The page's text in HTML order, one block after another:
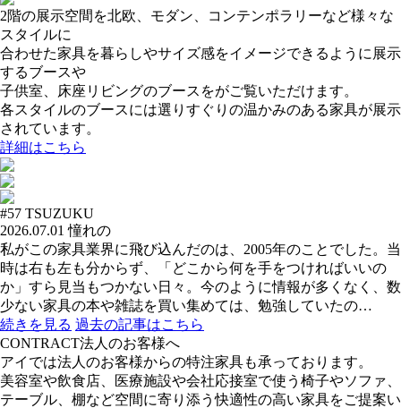
2階の展示空間を北欧、モダン、コンテンポラリーなど様々な
スタイルに
合わせた家具を暮らしやサイズ感をイメージできるように展示
するブースや
子供室、床座リビングのブースをがご覧いただけます。
各スタイルのブースには選りすぐりの温かみのある家具が展示
されています。
詳細はこちら
#57 TSUZUKU
2026.07.01 憧れの
私がこの家具業界に飛び込んだのは、2005年のことでした。当
時は右も左も分からず、「どこから何を手をつければいいの
か」すら見当もつかない日々。今のように情報が多くなく、数
少ない家具の本や雑誌を買い集めては、勉強していたの…
続きを見る 過去の記事はこちら
CONTRACT法人のお客様へ
アイでは法人のお客様からの特注家具も承っております。
美容室や飲食店、医療施設や会社応接室で使う椅子やソファ、
テーブル、棚など空間に寄り添う快適性の高い家具をご提案い